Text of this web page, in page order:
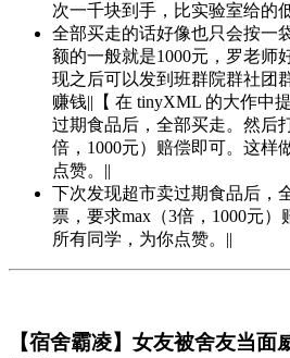
次一千块到手，比实验室给的
全部买走的话好像也只会按一
额的一般就是1000元，罗老师
现之后可以发到班群院群社团
赚钱||【 在 tinyXML 的大作中
过期食品后，全部买走。然后
倍，1000元）赔偿即可。这样
点赞。||
下次发现超市卖过期食品后，
票，要求max（3倍，1000元
所有同学，为你点赞。||
【宿舍霸凌】女友被舍友当面